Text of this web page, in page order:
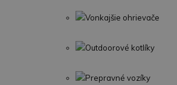
Vonkajšie ohrievače
Outdoorové kotlíky
Prepravné vozíky